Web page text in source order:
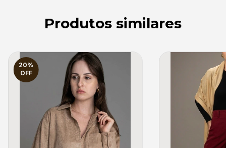
Produtos similares
20%
OFF